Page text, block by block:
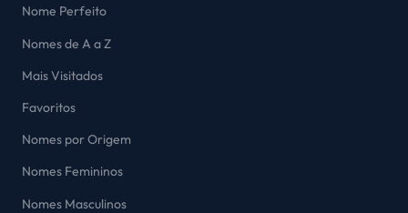
Nome Perfeito
Nomes de A a Z
Mais Visitados
Favoritos
Nomes por Origem
Nomes Femininos
Nomes Masculinos